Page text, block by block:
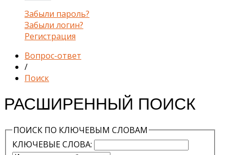
Забыли пароль?
Забыли логин?
Регистрация
Вопрос-ответ
/
Поиск
РАСШИРЕННЫЙ ПОИСК
ПОИСК ПО КЛЮЧЕВЫМ СЛОВАМ
КЛЮЧЕВЫЕ СЛОВА: